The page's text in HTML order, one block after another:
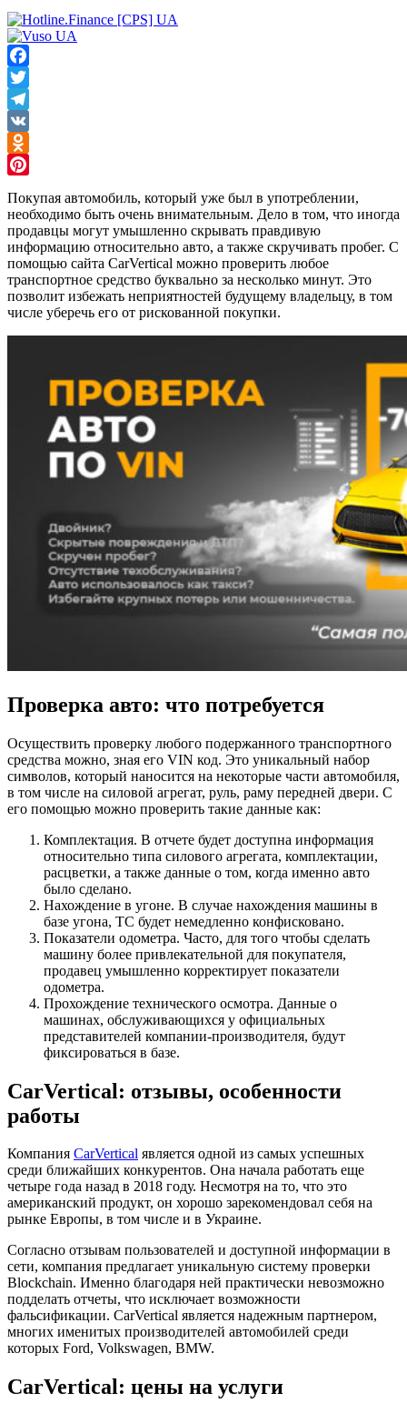
Facebook
Twitter
Telegram
VK
Odnoklassniki
Покупая автомобиль, который уже был в употреблении,
необходимо быть очень внимательным. Дело в том, что иногда
продавцы могут умышленно скрывать правдивую
информацию относительно авто, а также скручивать пробег. С
помощью сайта CarVertical можно проверить любое
транспортное средство буквально за несколько минут. Это
позволит избежать неприятностей будущему владельцу, в том
числе уберечь его от рискованной покупки.
Проверка авто: что потребуется
Осуществить проверку любого подержанного транспортного
средства можно, зная его VIN код. Это уникальный набор
символов, который наносится на некоторые части автомобиля,
в том числе на силовой агрегат, руль, раму передней двери. С
его помощью можно проверить такие данные как:
Комплектация. В отчете будет доступна информация
относительно типа силового агрегата, комплектации,
расцветки, а также данные о том, когда именно авто
было сделано.
Нахождение в угоне. В случае нахождения машины в
базе угона, ТС будет немедленно конфисковано.
Показатели одометра. Часто, для того чтобы сделать
машину более привлекательной для покупателя,
продавец умышленно корректирует показатели
одометра.
Прохождение технического осмотра. Данные о
машинах, обслуживающихся у официальных
представителей компании-производителя, будут
фиксироваться в базе.
CarVertical: отзывы, особенности
работы
Компания CarVertical является одной из самых успешных
среди ближайших конкурентов. Она начала работать еще
четыре года назад в 2018 году. Несмотря на то, что это
американский продукт, он хорошо зарекомендовал себя на
рынке Европы, в том числе и в Украине.
Согласно отзывам пользователей и доступной информации в
сети, компания предлагает уникальную систему проверки
Blockchain. Именно благодаря ней практически невозможно
подделать отчеты, что исключает возможности
фальсификации. CarVertical является надежным партнером,
многих именитых производителей автомобилей среди
которых Ford, Volkswagen, BMW.
CarVertical: цены на услуги